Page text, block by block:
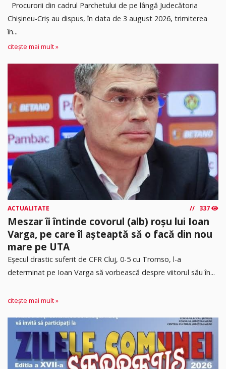
Procurorii din cadrul Parchetului de pe lângă Judecătoria
Chișineu-Criș au dispus, în data de 3 august 2026, trimiterea
în...
citește mai mult »
ACTUALITATE 337
Meszar îi întinde covorul (alb) roșu lui Ioan
Varga, pe care îl așteaptă să o facă din nou
mare pe UTA
Eșecul drastic suferit de CFR Cluj, 0-5 cu Tromso, l-a
determinat pe Ioan Varga să vorbească despre viitorul său în...
citește mai mult »